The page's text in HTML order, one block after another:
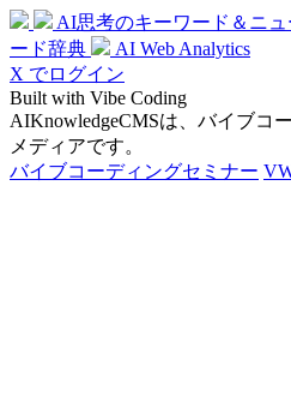
AI思考のキーワード＆ニュ
ード辞典
AI Web Analytics
X でログイン
Built with Vibe Coding
AIKnowledgeCMSは、バイブコ
メディアです。
バイブコーディングセミナー